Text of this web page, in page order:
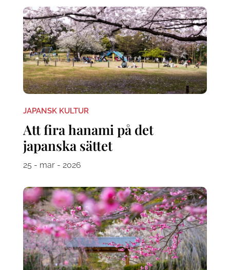
JAPANSK KULTUR
Att fira hanami på det
japanska sättet
25 - mar - 2026